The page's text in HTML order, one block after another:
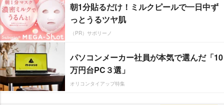
朝1分貼るだけ！ミルクピールで一日中ず
っとうるツヤ肌
（PR）サボリーノ
パソコンメーカー社員が本気で選んだ「10
万円台PC３選」
オリコンタイアップ特集